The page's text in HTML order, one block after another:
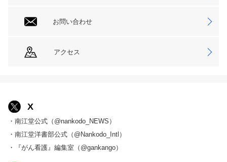
お問い合わせ
アクセス
X
・南江堂公式（@nankodo_NEWS）
・南江堂洋書部公式（@Nankodo_Intl）
・『がん看護』編集室（@gankango）